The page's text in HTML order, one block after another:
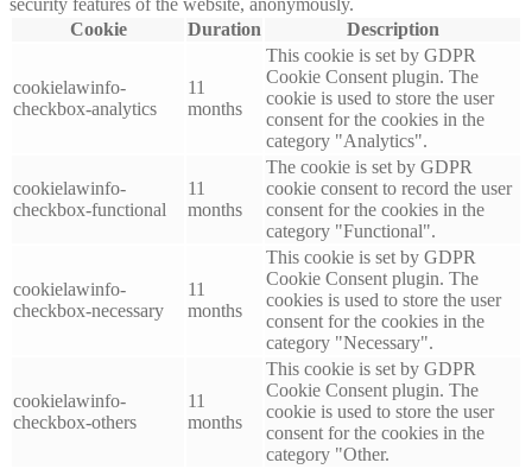
security features of the website, anonymously.
Cookie
Duration Description
cookielawinfo-
checkbox-analytics
11
months
This cookie is set by GDPR
Cookie Consent plugin. The
cookie is used to store the user
consent for the cookies in the
category "Analytics".
cookielawinfo-
checkbox-functional
11
months
The cookie is set by GDPR
cookie consent to record the user
consent for the cookies in the
category "Functional".
cookielawinfo-
checkbox-necessary
11
months
This cookie is set by GDPR
Cookie Consent plugin. The
cookies is used to store the user
consent for the cookies in the
category "Necessary".
cookielawinfo-
checkbox-others
11
months
This cookie is set by GDPR
Cookie Consent plugin. The
cookie is used to store the user
consent for the cookies in the
category "Other.